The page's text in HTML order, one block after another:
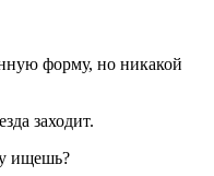
форму, но никакой
заходит.
ищешь?